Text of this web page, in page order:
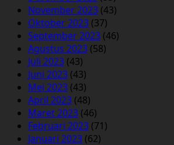
November 2023 (43)
Oktober 2023 (37)
September 2023 (46)
Agustus 2023 (58)
Juli 2023 (43)
Juni 2023 (43)
Mei 2023 (43)
April 2023 (48)
Maret 2023 (46)
Februari 2023 (71)
Januari 2023 (62)